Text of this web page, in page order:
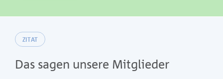
ZITAT
Das sagen unsere Mitglieder